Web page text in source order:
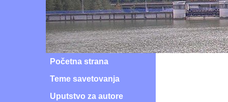
Početna strana
Teme savetovanja
Uputstvo za autore